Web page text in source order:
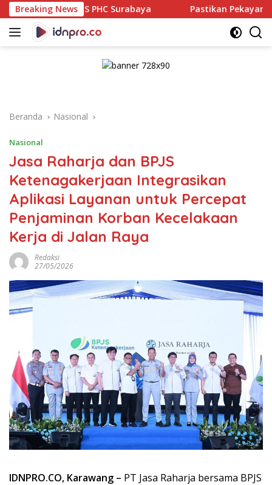
Langsung
ke
konten
Breaking News
Surabaya Pastikan Pekayanan Maksimal, Direksi
Beranda Nasional
Nasional
Jasa Raharja dan BPJS
Ketenagakerjaan Integrasikan
Aplikasi Layanan untuk Percepat
Penjaminan Korban Kecelakaan
Kerja di Jalan Raya
Redaksi
27/05/2026
IDNPRO.CO, Karawang – PT Jasa Raharja bersama BPJS